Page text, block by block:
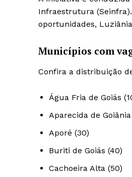
Infraestrutura
oportunidades,
Municípios com
Confira a distribuição
Água Fria de Goiás
Aparecida de
Aporé (30)
Buriti de Goiás (40)
Cachoeira Alta (50)